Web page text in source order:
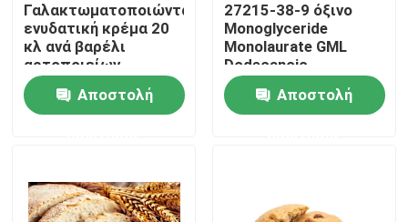
Ποιοτικός έλεγχος
Επικοινωνήστε μαζί μας
Ζητήστε ένα απόσπασμα
Γαλακτωματοποιώντας
ενυδατική κρέμα 20
κλ ανά βαρέλι
αρτοποιείων
γαλακτωματοποιητών
ψωμιού HALAL
Αποστολή
27215-38-9 όξινο
Monoglyceride
Monolaurate GML
Dodecanoic
γλυκερίνης
γαλακτωματοποιητών
ψωμιού
Αποστολή